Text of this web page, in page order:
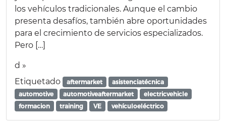
los vehículos tradicionales. Aunque el cambio
presenta desafíos, también abre oportunidades
para el crecimiento de servicios especializados.
Pero […]
d »
Etiquetado
aftermarket
asistenciatécnica
automotive
automotiveaftermarket
electricvehicle
formacion
training VE vehículoeléctrico